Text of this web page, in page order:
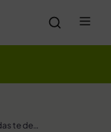
Estas zarigüeyas rescatadas te demostrarán lo adorables que pueden ser